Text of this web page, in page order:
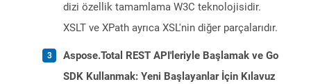
dizi özellik tamamlama W3C teknolojisidir.
XSLT ve XPath ayrıca XSL'nin diğer parçalarıdır.
Aspose.Total REST API'leriyle Başlamak ve Go
SDK Kullanmak: Yeni Başlayanlar İçin Kılavuz